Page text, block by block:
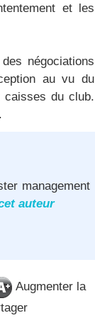
et les
négociations
au vu du
caisses du club.
management
auteur
Augmenter la